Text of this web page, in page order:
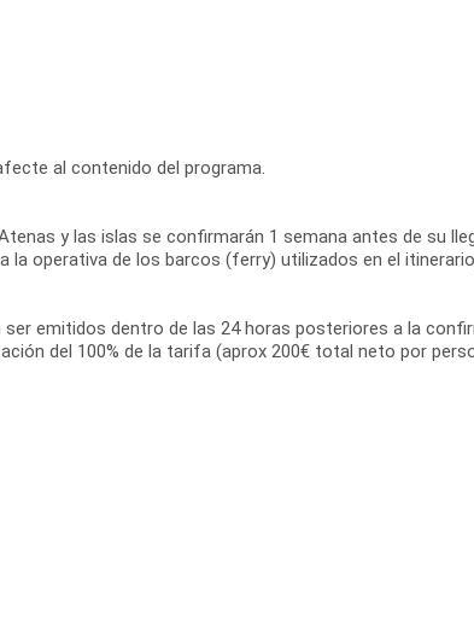
al contenido del programa.
y las islas se confirmarán 1 semana antes de su
operativa de los barcos (ferry) utilizados en el
emitidos dentro de las 24 horas posteriores a la
del 100% de la tarifa (aprox 200€ total neto por